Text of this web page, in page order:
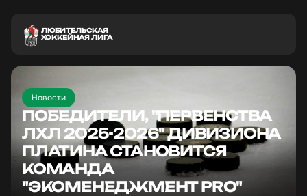
ЛЮБИТЕЛЬСКАЯ
ХОККЕЙНАЯ ЛИГА
Новости
ПОБЕДИТЕЛИ, "ПЕРВЕНСТВА
ЛХЛ 2025-2026" ДИВИЗИОНА
ПЛАТИНА СТАНОВИТСЯ
КОМАНДА
"ЭКОМЕНЕДЖМЕНТ PRO"